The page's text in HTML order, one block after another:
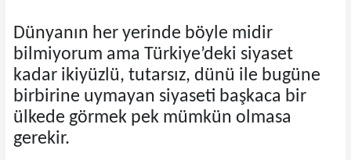
Dünyanın her yerinde böyle midir
bilmiyorum ama Türkiye’deki siyaset
kadar ikiyüzlü, tutarsız, dünü ile bugüne
birbirine uymayan siyaseti başkaca bir
ülkede görmek pek mümkün olmasa
gerekir.